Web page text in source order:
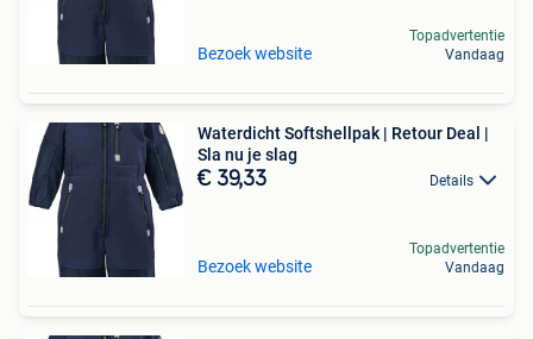
Bezoek website
Topadvertentie
Vandaag
Waterdicht Softshellpak | Retour Deal |
Sla nu je slag
€ 39,33 Details
Bezoek website
Topadvertentie
Vandaag